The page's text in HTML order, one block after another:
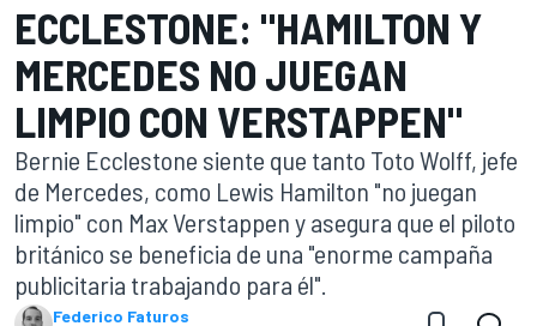
ECCLESTONE: "HAMILTON Y
MERCEDES NO JUEGAN
LIMPIO CON VERSTAPPEN"
Bernie Ecclestone siente que tanto Toto Wolff, jefe
de Mercedes, como Lewis Hamilton "no juegan
limpio" con Max Verstappen y asegura que el piloto
británico se beneficia de una "enorme campaña
publicitaria trabajando para él".
Federico Faturos